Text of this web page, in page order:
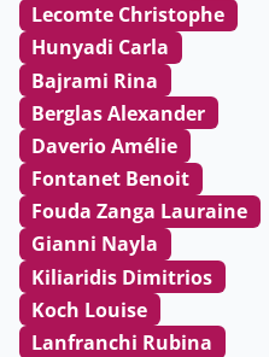
Lecomte Christophe
Hunyadi Carla
Bajrami Rina
Berglas Alexander
Daverio Amélie
Fontanet Benoit
Fouda Zanga Lauraine
Gianni Nayla
Kiliaridis Dimitrios
Koch Louise
Lanfranchi Rubina